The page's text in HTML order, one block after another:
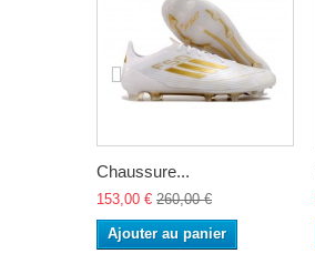
Chaussure...
153,00 € 260,00 €
Ajouter au panier